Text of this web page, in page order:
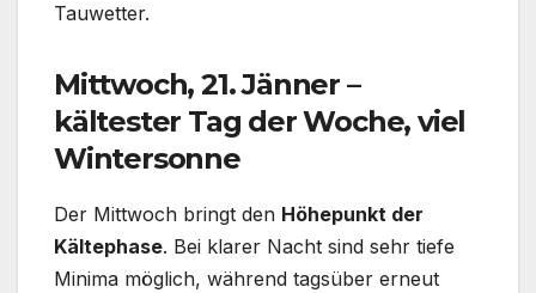
Tauwetter.
Mittwoch, 21. Jänner –
kältester Tag der Woche, viel
Wintersonne
Der Mittwoch bringt den Höhepunkt der
Kältephase. Bei klarer Nacht sind sehr tiefe
Minima möglich, während tagsüber erneut